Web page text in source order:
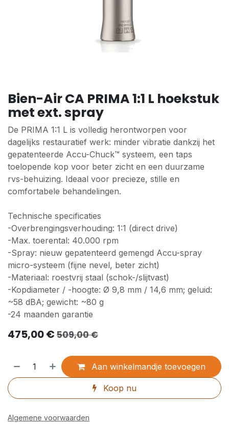
Bien-Air CA PRIMA 1:1 L hoekstuk
met ext. spray
De PRIMA 1:1 L is volledig herontworpen voor
dagelijks restauratief werk: minder vibratie dankzij het
gepatenteerde Accu-Chuck™ systeem, een taps
toelopende kop voor beter zicht en een duurzame
rvs-behuizing. Ideaal voor precieze, stille en
comfortabele behandelingen.
Technische specificaties
-Overbrengingsverhouding: 1:1 (direct drive)
-Max. toerental: 40.000 rpm
-Spray: nieuw gepatenteerd gemengd Accu-spray
micro-systeem (fijne nevel, beter zicht)
-Materiaal: roestvrij staal (schok-/slijtvast)
-Kopdiameter / -hoogte: Ø 9,8 mm / 14,6 mm; geluid:
~58 dBA; gewicht: ~80 g
-24 maanden garantie
475,00€ 509,00€
Aan winkelmandje toevoegen
Koop nu
Algemene voorwaarden